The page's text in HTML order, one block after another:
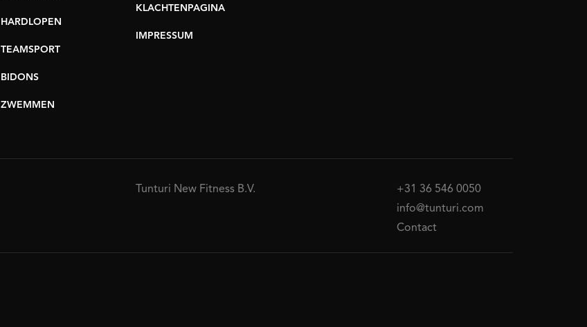
HARDLOPEN
TEAMSPORT
BIDONS
ZWEMMEN
KLACHTENPAGINA
IMPRESSUM
Tunturi New Fitness B.V.
+31 36 546 0050
info@tunturi.com
Contact